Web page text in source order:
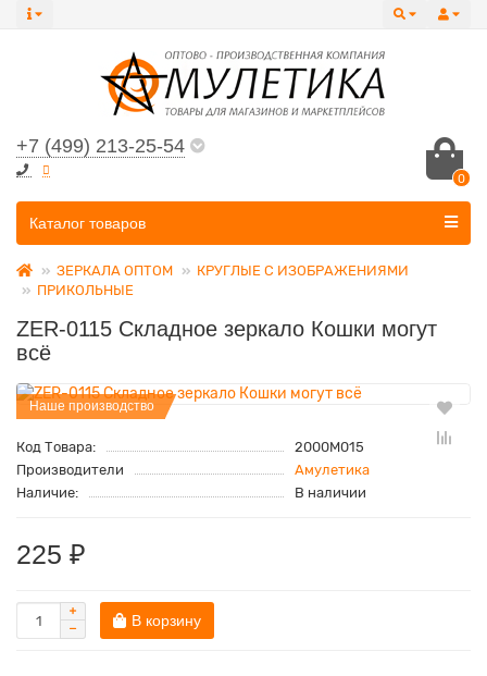
+7 (499) 213-25-54
0
Все категории
Каталог товаров
ЗЕРКАЛА ОПТОМ
КРУГЛЫЕ С ИЗОБРАЖЕНИЯМИ
ПРИКОЛЬНЫЕ
ZER-0115 Складное зеркало Кошки могут
всё
Наше производство
Код Товара:
2000M015
Производители
Амулетика
Наличие:
В наличии
225 ₽
В корзину